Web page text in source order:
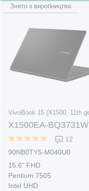
Знято з виробництва
X1500EA-BQ3731W
12
90NB0TY5-M040U0
15.6" FHD
Pentium 7505
Intel UHD